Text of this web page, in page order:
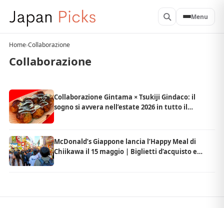
Menu
Home›Collaborazione
Collaborazione
Collaborazione Gintama × Tsukiji Gindaco: il
sogno si avvera nell’estate 2026 in tutto il
McDonald’s Giappone lancia l’Happy Meal di
Chiikawa il 15 maggio | Biglietti d’acquisto e